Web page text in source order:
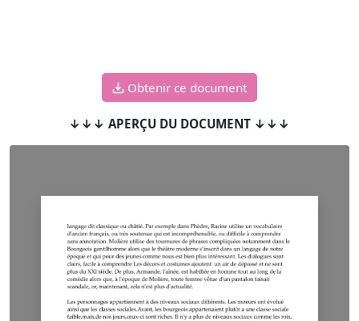
Obtenir ce document
↓↓↓ APERÇU DU DOCUMENT ↓↓↓